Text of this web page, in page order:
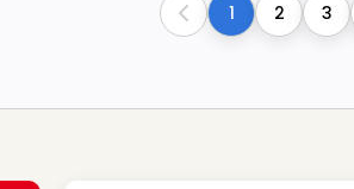
Previous
1 2 3